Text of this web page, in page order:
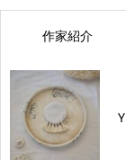
作家紹介